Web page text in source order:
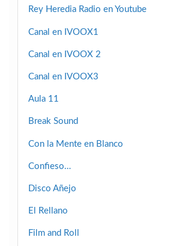
Rey Heredia Radio en Youtube
Canal en IVOOX1
Canal en IVOOX 2
Canal en IVOOX3
Aula 11
Break Sound
Con la Mente en Blanco
Confieso…
Disco Añejo
El Rellano
Film and Roll